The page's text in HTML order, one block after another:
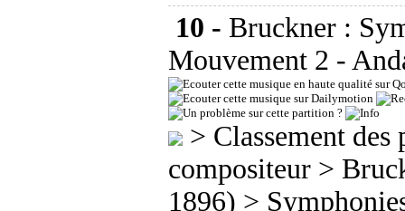
10 - Bruckner :
Mouvement 2 -
> Classement
compositeur >
1896) >